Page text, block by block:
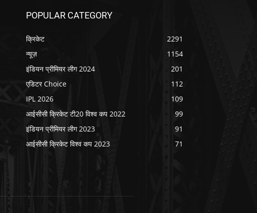
POPULAR CATEGORY
क्रिकेट
2291
न्यूज़
1154
इंडियन प्रीमियर लीग 2024
201
एडिटर Choice
112
IPL 2026
109
आईसीसी क्रिकेट टी20 विश्व कप 2022
99
इंडियन प्रीमियर लीग 2023
91
आईसीसी क्रिकेट विश्व कप 2023
71